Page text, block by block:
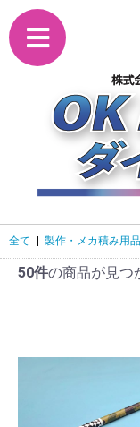
全て 製作・メカ積み用品
50件の商品が見つ